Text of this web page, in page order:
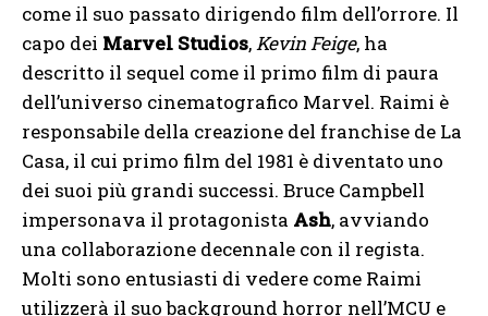
come il suo passato dirigendo film dell’orrore. Il
capo dei Marvel Studios,Kevin Feige, ha
descritto il sequel come il primo film di paura
dell’universo cinematografico Marvel. Raimi è
responsabile della creazione del franchise de La
Casa, il cui primo film del 1981 è diventato uno
dei suoi più grandi successi. Bruce Campbell
impersonava il protagonista Ash, avviando
una collaborazione decennale con il regista.
Molti sono entusiasti di vedere come Raimi
utilizzerà il suo background horror nell’MCU e